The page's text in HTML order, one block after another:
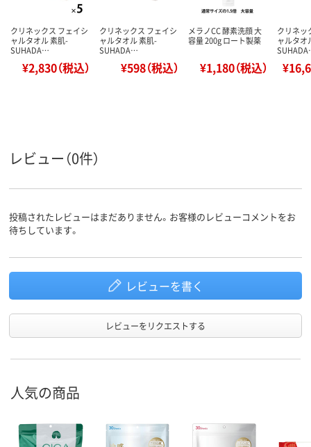
クリネックス フェイシ
ャルタオル 素肌-
SUHADA…
¥2,830（税込）
クリネックス フェイシ
ャルタオル 素肌-
SUHADA…
¥598（税込）
メラノCC 酵素洗顔 大
容量 200g ロート製薬
¥1,180（税込）
クリネッ
ャルタオ
レビュー（0件）
投稿されたレビューはまだありません。お客様のレビューコメントをお
待ちしています。
レビューを書く
レビューをリクエストする
人気の商品